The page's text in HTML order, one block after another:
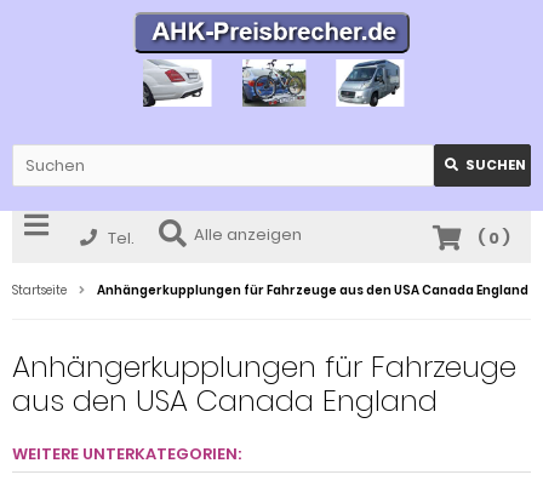
SUCHEN
Tel. Alle anzeigen ( 0)
Startseite Anhängerkupplungen für Fahrzeuge aus den USA Canada England
Anhängerkupplungen für Fahrzeuge
aus den USA Canada England
WEITERE UNTERKATEGORIEN: